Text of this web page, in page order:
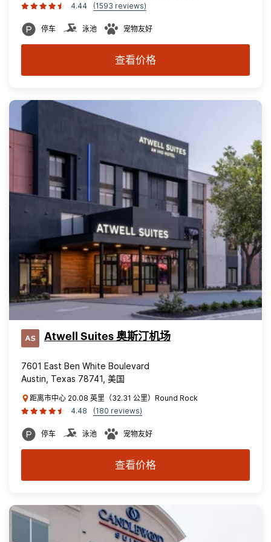
4.44
(1593 reviews)
停车 泳池 宠物友好
查看价格
Atwell Suites 奥斯汀机场
7601 East Ben White Boulevard
Austin, Texas 78741, 美国
距离市中心 20.08 英里（32.31 公里）Round Rock
4.48
(180 reviews)
停车 泳池 宠物友好
查看价格